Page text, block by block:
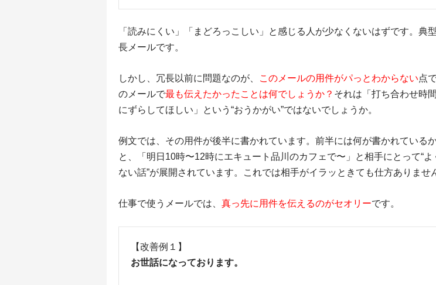
「読みにくい」「まどろっこしい」と感じる人が少なくないはずです。典
長メールです。
しかし、冗長以前に問題なのが、 このメールの用件がパっとわからない点
のメールで最も伝えたかったことは何でしょうか？ それは「打ち合わせ時
にずらしてほしい」という“おうかがい”ではないでしょうか。
例文では、その用件が後半に書かれています。前半には何が書かれている
と、「明日10時〜12時にエキュート品川のカフェで〜」と相手にとって“よ
ない話”が展開されています。これでは相手がイラッときても仕方ありませ
仕事で使うメールでは、 真っ先に用件を伝えるのがセオリーです。
【改善例１】
お世話になっております。